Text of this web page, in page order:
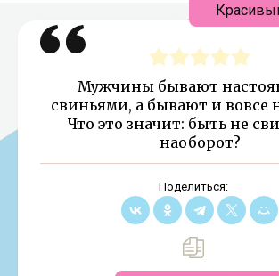
Мужчины бывают
свиньями, а бывают и вовсе
Что это значит: быть не
наоборот?
Поделиться: